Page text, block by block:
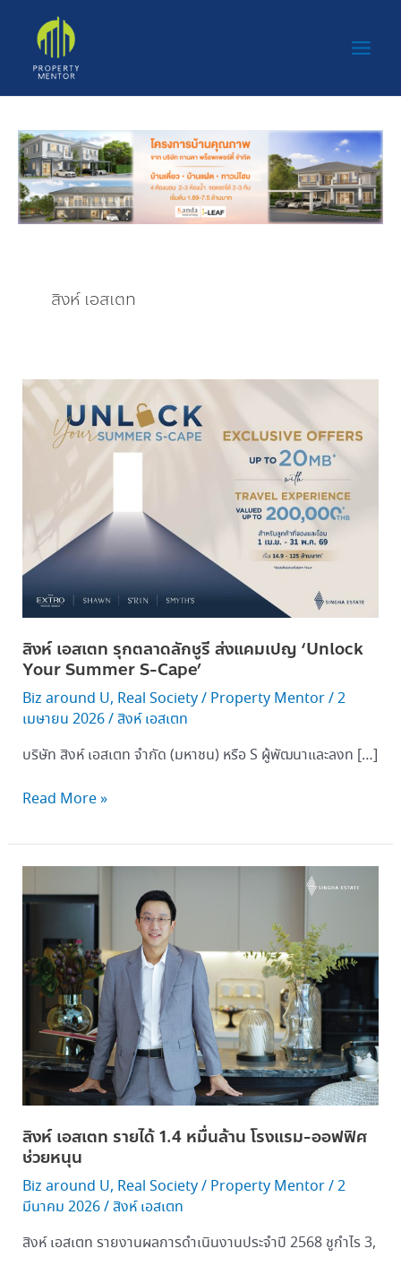
content
สิงห์ เอสเตท
สิงห์ เอสเตท รุกตลาดลักชูรี ส่งแคมเปญ ‘Unlock
Your Summer S-Cape’
Biz around U, Real Society/ Property Mentor/2
เมษายน 2026/สิงห์ เอสเตท
บริษัท สิงห์ เอสเตท จำกัด (มหาชน) หรือ S ผู้พัฒนาและลงท […]
สิงห์
เอ
ชูรี
แคมเปญ
‘Unlock
Your
Summer
S-
Cape’
Read More »
สิงห์ เอสเตท รายได้ 1.4 หมื่นล้าน โรงแรม-ออฟฟิศ
ช่วยหนุน
Biz around U, Real Society/ Property Mentor/2
มีนาคม 2026/สิงห์ เอสเตท
สิงห์ เอสเตท รายงานผลการดำเนินงานประจำปี 2568 ชูกำไร 3,
เอ
ราย
ได้
1.4
หมื่น
ล้าน
โรงแรม-
ออฟฟิศ
ช่วย
pagination